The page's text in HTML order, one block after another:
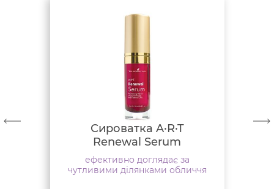
Сироватка A·R·T
Renewal Serum
ефективно доглядає за
чутливими ділянками обличчя